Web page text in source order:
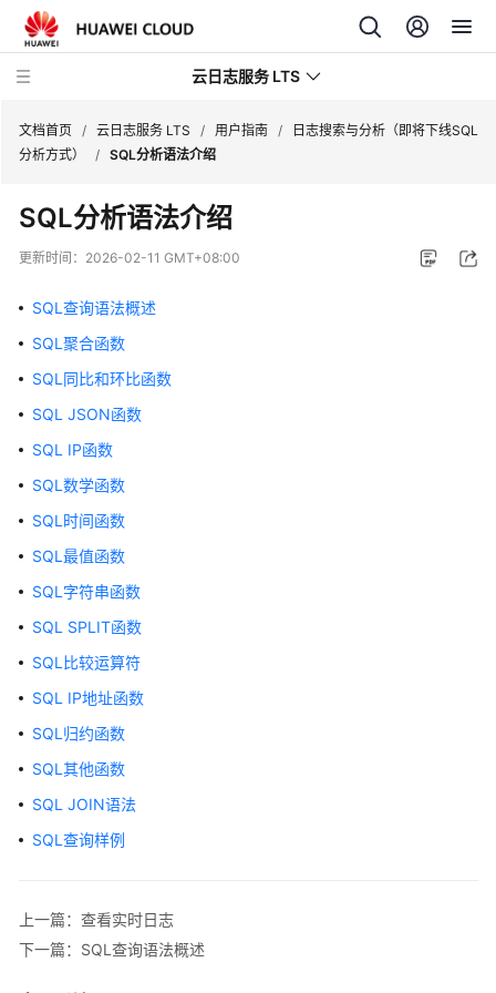
云日志服务 LTS
新
动
能
总
产
介
绍
费
说
快
入
门
户
通
文档首页 / 云日志服务 LTS / 用户指南 /
日志搜索与分析（即将下线SQL
分析方式）
/ SQL分析语法介绍
SQL分析语法介绍
更新时间： 2026-02-11 GMT+08:00
SQL查询语法概述
SQL聚合函数
SQL同比和环比函数
SQL JSON函数
SQL IP函数
SQL数学函数
SQL时间函数
SQL最值函数
SQL字符串函数
SQL SPLIT函数
SQL比较运算符
SQL IP地址函数
SQL归约函数
SQL其他函数
SQL JOIN语法
SQL查询样例
上一篇：查看实时日志
下一篇：SQL查询语法概述